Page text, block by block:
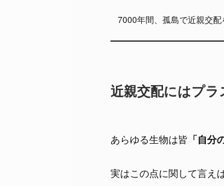
7000年間、孤島で近親交
近親交配にはプラ
あらゆる生物は皆 「自分
実はこの点に関して言え